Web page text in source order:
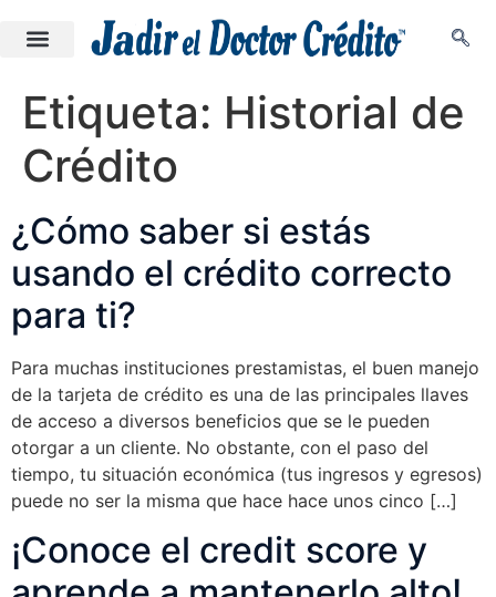
Etiqueta: Historial de
Crédito
¿Cómo saber si estás
usando el crédito correcto
para ti?
Para muchas instituciones prestamistas, el buen manejo
de la tarjeta de crédito es una de las principales llaves
de acceso a diversos beneficios que se le pueden
otorgar a un cliente. No obstante, con el paso del
tiempo, tu situación económica (tus ingresos y egresos)
puede no ser la misma que hace hace unos cinco […]
¡Conoce el credit score y